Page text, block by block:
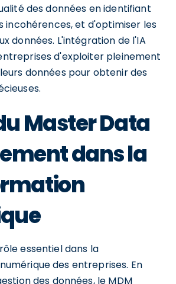
des données en identifiant
incohérences, et d'optimiser les
données. L'intégration de l'IA
d'exploiter pleinement
données pour obtenir des
Master Data
dans la
essentiel dans la
des entreprises. En
des données, le MDM